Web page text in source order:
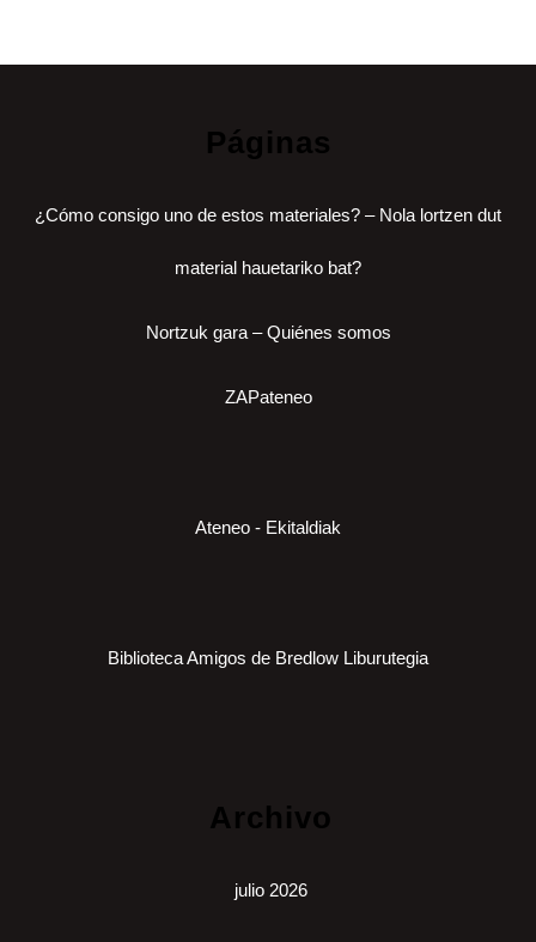
Páginas
¿Cómo consigo uno de estos materiales? – Nola lortzen dut
material hauetariko bat?
Nortzuk gara – Quiénes somos
ZAPateneo
Ateneo - Ekitaldiak
Biblioteca Amigos de Bredlow Liburutegia
Archivo
julio 2026